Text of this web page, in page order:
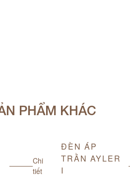
PHẨM KHÁC
Chi
tiết
ĐÈN ÁP
TRẦN AYLER
I